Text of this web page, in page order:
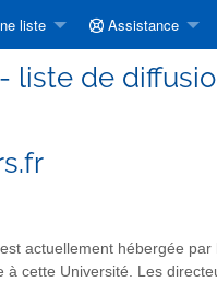
liste Assistance
de
actuellement hébergée
cette Université. Les